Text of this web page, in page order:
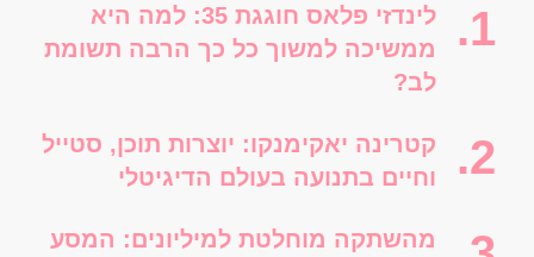
לינדזי פלאס חוגגת 35: למה היא
ממשיכה למשוך כל כך הרבה תשומת
לב?
קטרינה יאקימנקו: יוצרות תוכן, סטייל
וחיים בתנועה בעולם הדיגיטלי
מהשתקה מוחלטת למיליונים: המסע